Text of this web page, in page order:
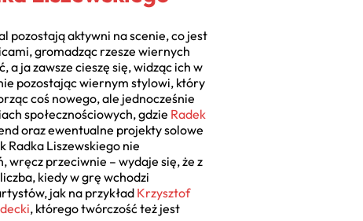
pozostają aktywni na scenie, co jest
gromadząc rzesze wiernych
ja zawsze cieszę się, widząc ich w
pozostając wiernym stylowi, który
coś nowego, ale jednocześnie
społecznościowych, gdzie Radek
oraz ewentualne projekty solowe
Radka Liszewskiego nie
wręcz przeciwnie – wydaje się, że z
kiedy w grę wchodzi
jak na przykład Krzysztof
, którego twórczość też jest